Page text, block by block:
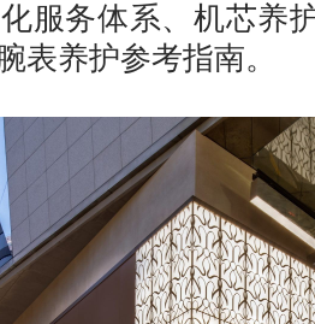
服务体系、机芯养
表养护参考指南。